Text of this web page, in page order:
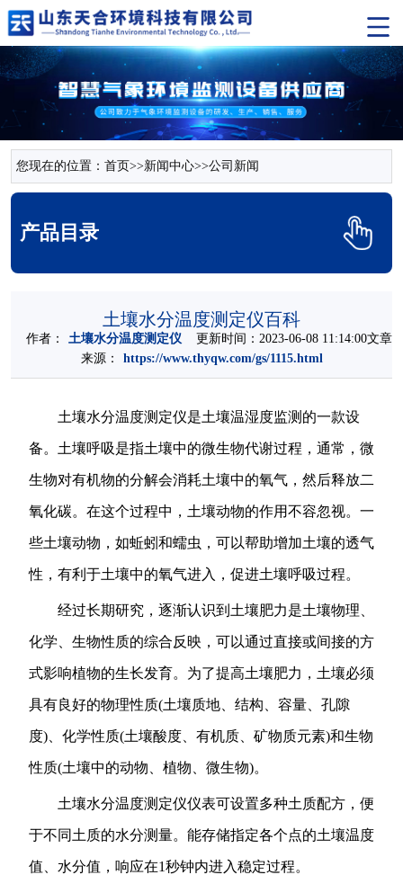
您现在的位置： 首页>>新闻中心>>公司新闻
产品目录
土壤水分温度测定仪百科
作者： 土壤水分温度测定仪更新时间：2023-06-08 11:14:00文章
来源：
https://www.thyqw.com/gs/1115.html
土壤水分温度测定仪是土壤温湿度监测的一款设
备。土壤呼吸是指土壤中的微生物代谢过程，通常，微
生物对有机物的分解会消耗土壤中的氧气，然后释放二
氧化碳。在这个过程中，土壤动物的作用不容忽视。一
些土壤动物，如蚯蚓和蠕虫，可以帮助增加土壤的透气
性，有利于土壤中的氧气进入，促进土壤呼吸过程。
经过长期研究，逐渐认识到土壤肥力是土壤物理、
化学、生物性质的综合反映，可以通过直接或间接的方
式影响植物的生长发育。为了提高土壤肥力，土壤必须
具有良好的物理性质(土壤质地、结构、容量、孔隙
度)、化学性质(土壤酸度、有机质、矿物质元素)和生物
性质(土壤中的动物、植物、微生物)。
土壤水分温度测定仪仪表可设置多种土质配方，便
于不同土质的水分测量。能存储指定各个点的土壤温度
值、水分值，响应在1秒钟内进入稳定过程。